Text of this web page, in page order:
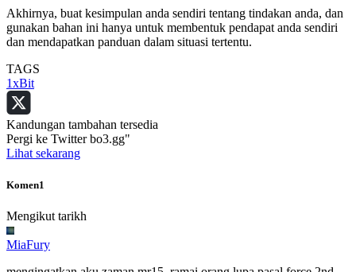
Akhirnya, buat kesimpulan anda sendiri tentang tindakan anda, dan
gunakan bahan ini hanya untuk membentuk pendapat anda sendiri
dan mendapatkan panduan dalam situasi tertentu.
TAGS
1xBit
Kandungan tambahan tersedia
Pergi ke Twitter bo3.gg"
Lihat sekarang
Komen1
Mengikut tarikh
MiaFury